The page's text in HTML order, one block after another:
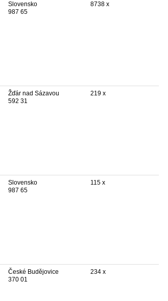
Slovensko
987 65
8738 x
Žďár nad Sázavou
592 31
219 x
Slovensko
987 65
115 x
České Budějovice
370 01
234 x